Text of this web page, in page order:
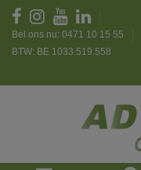
Bel ons nu: 0471 10 15 55
BTW: BE 1033.519.558